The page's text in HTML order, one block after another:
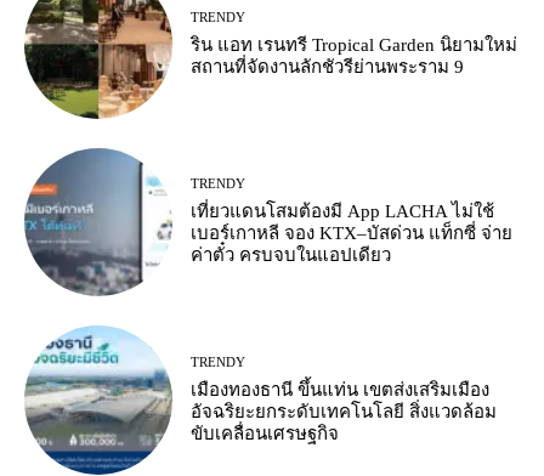
TRENDY
ริน แอท เรนทรี Tropical Garden นิยามใหม่
สถานที่จัดงานลักชัวรีย่านพระราม 9
TRENDY
เที่ยวแดนโสมต้องมี App LACHA ไม่ใช้
เบอร์เกาหลี จอง KTX–บัสด่วน แท็กซี่ จ่าย
ค่าตั๋ว ครบจบในแอปเดียว
TRENDY
เมืองทองธานี ขึ้นแท่น เขตส่งเสริมเมือง
อัจฉริยะยกระดับเทคโนโลยี สิ่งแวดล้อม
ขับเคลื่อนเศรษฐกิจ